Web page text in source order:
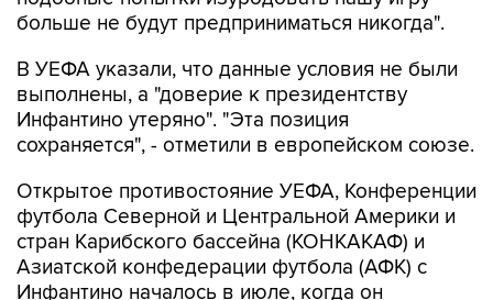
больше не будут предприниматься никогда".
В УЕФА указали, что данные условия не были
выполнены, а "доверие к президентству
Инфантино утеряно". "Эта позиция
сохраняется", - отметили в европейском союзе.
Открытое противостояние УЕФА, Конференции
футбола Северной и Центральной Америки и
стран Карибского бассейна (КОНКАКАФ) и
Азиатской конфедерации футбола (АФК) с
Инфантино началось в июле, когда он